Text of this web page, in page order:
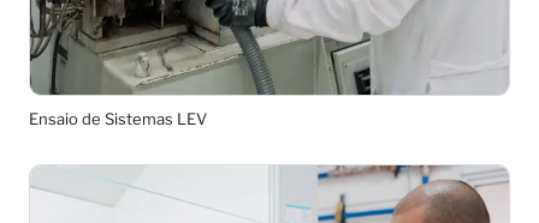
Ensaio de Sistemas LEV